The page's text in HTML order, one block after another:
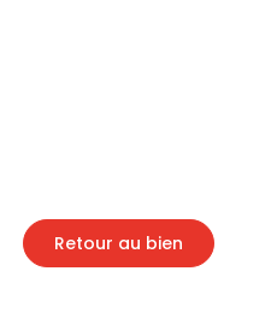
Retour au bien